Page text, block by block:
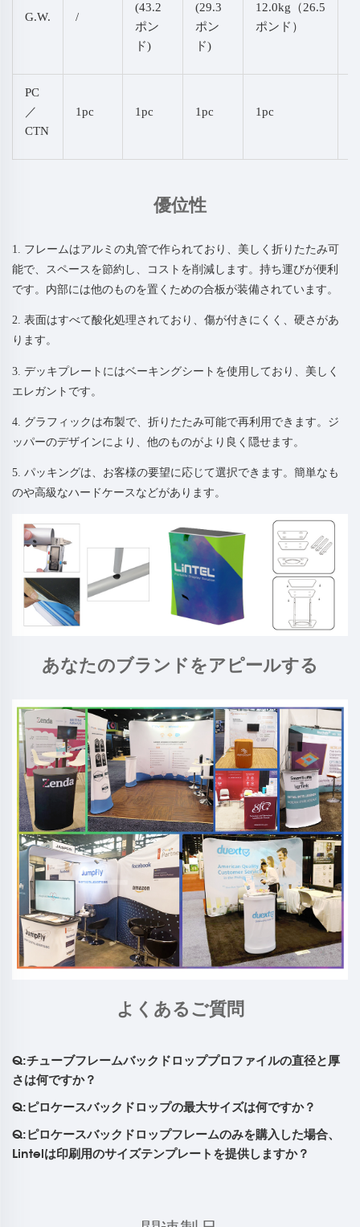
G.W. /
(43.2
ポン
ド)
(29.3
ポン
ド)
12.0kg（26.5
ポンド）
PC
／
CTN
1pc 1pc 1pc 1pc
優位性
1. フレームはアルミの丸管で作られており、美しく折りたたみ可
能で、スペースを節約し、コストを削減します。持ち運びが便利
です。内部には他のものを置くための合板が装備されています。
2. 表面はすべて酸化処理されており、傷が付きにくく、硬さがあ
ります。
3. デッキプレートにはベーキングシートを使用しており、美しく
エレガントです。
4. グラフィックは布製で、折りたたみ可能で再利用できます。ジ
ッパーのデザインにより、他のものがより良く隠せます。
5. パッキングは、お客様の要望に応じて選択できます。簡単なも
のや高級なハードケースなどがあります。
あなたのブランドをアピールする
よくあるご質問
Q:チューブフレームバックドロッププロファイルの直径と厚
さは何ですか？
Q:ピロケースバックドロップの最大サイズは何ですか？
Q:ピロケースバックドロップフレームのみを購入した場合、
Lintelは印刷用のサイズテンプレートを提供しますか？